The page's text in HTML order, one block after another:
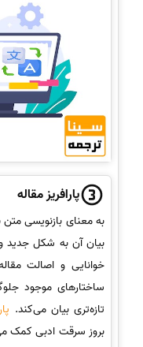
پارافریز مقاله
به معنای بازنویسی
بیان آن به شکل جدید و
خوانایی و اصالت
ساختارهای موجود
تازه‌تری بیان می‌کند.
بروز سرقت ادبی کمک